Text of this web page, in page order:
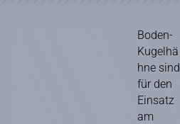
Boden-
Kugelhä
hne sind
für den
Einsatz
am